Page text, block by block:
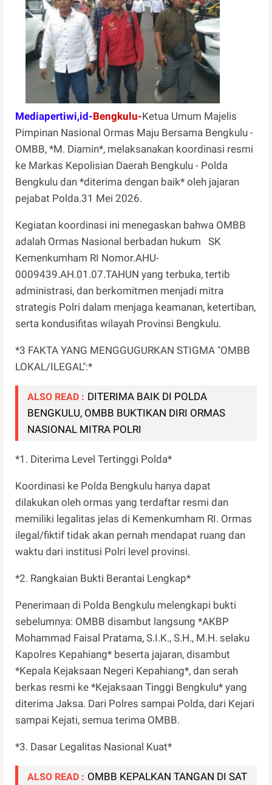
Mediapertiwi,id-Bengkulu-Ketua Umum Majelis
Pimpinan Nasional Ormas Maju Bersama Bengkulu -
OMBB, *M. Diamin*, melaksanakan koordinasi resmi
ke Markas Kepolisian Daerah Bengkulu - Polda
Bengkulu dan *diterima dengan baik* oleh jajaran
pejabat Polda.31 Mei 2026.
Kegiatan koordinasi ini menegaskan bahwa OMBB
adalah Ormas Nasional berbadan hukum SK
Kemenkumham RI Nomor.AHU-
0009439.AH.01.07.TAHUN yang terbuka, tertib
administrasi, dan berkomitmen menjadi mitra
strategis Polri dalam menjaga keamanan, ketertiban,
serta kondusifitas wilayah Provinsi Bengkulu.
*3 FAKTA YANG MENGGUGURKAN STIGMA "OMBB
LOKAL/ILEGAL":*
ALSO READ : DITERIMA BAIK DI POLDA
BENGKULU, OMBB BUKTIKAN DIRI ORMAS
NASIONAL MITRA POLRI
*1. Diterima Level Tertinggi Polda*
Koordinasi ke Polda Bengkulu hanya dapat
dilakukan oleh ormas yang terdaftar resmi dan
memiliki legalitas jelas di Kemenkumham RI. Ormas
ilegal/fiktif tidak akan pernah mendapat ruang dan
waktu dari institusi Polri level provinsi.
*2. Rangkaian Bukti Berantai Lengkap*
Penerimaan di Polda Bengkulu melengkapi bukti
sebelumnya: OMBB disambut langsung *AKBP
Mohammad Faisal Pratama, S.I.K., S.H., M.H. selaku
Kapolres Kepahiang* beserta jajaran, disambut
*Kepala Kejaksaan Negeri Kepahiang*, dan serah
berkas resmi ke *Kejaksaan Tinggi Bengkulu* yang
diterima Jaksa. Dari Polres sampai Polda, dari Kejari
sampai Kejati, semua terima OMBB.
*3. Dasar Legalitas Nasional Kuat*
ALSO READ : OMBB KEPALKAN TANGAN DI SAT